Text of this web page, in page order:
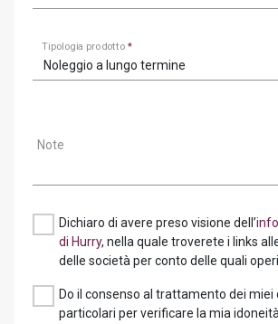
Tipologia prodotto*
Noleggio a lungo termine
Note
Dichiaro di avere preso visione dell’
di Hurry, nella quale troverete i links
delle società per conto delle quali
Do il consenso al trattamento dei miei
particolari per verificare la mia